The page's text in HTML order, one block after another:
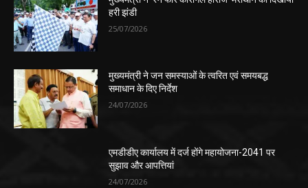
हरी झंडी
25/07/2026
मुख्यमंत्री ने जन समस्याओं के त्वरित एवं समयबद्ध
समाधान के दिए निर्देश
24/07/2026
एमडीडीए कार्यालय में दर्ज होंगे महायोजना-2041 पर
सुझाव और आपत्तियां
24/07/2026